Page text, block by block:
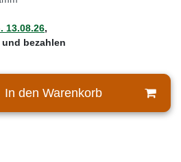
13.08.26,
bezahlen
In den Warenkorb